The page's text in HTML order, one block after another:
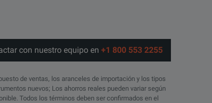
con nuestro equipo en +1 800 553 2255
de ventas, los aranceles de importación y los tipos
nuevos; Los ahorros reales pueden variar según
Todos los términos deben ser confirmados en el